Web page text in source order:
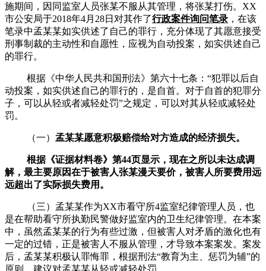
施期间，因同监室人员张某不服从其管理，将张某打伤。XX
市公安局于2018年4月28日对其作了行政案件询问笔录 ，在该
笔录中孟某某如实供述了自己的罪行，充分体现了其愿意接受
刑事制裁的主动性和自愿性，应视为自动投案，如实供述自己
的罪行。
根据《中华人民共和国刑法》第六十七条：“犯罪以后自
动投案，如实供述自己的罪行的，是自首。对于自首的犯罪分
子，可以从轻或者减轻处罚”之规定，可以对其从轻或减轻处
罚。
（一） 孟某某愿意积极赔偿给对方造成的经济损失。
根据《证据材料卷》第44页显示，现在之所以未达成调
解，最主要原因在于被害人张某漫天要价，被害人所要费用远
远超出了实际损失费用。
（三）孟某某作为XX市看守所4监室纪律管理人员，也
是在帮助看守所执勤民警做好监室内的卫生纪律管理。在本案
中，虽然孟某某的行为有些过激，但被害人对矛盾的激化也有
一定的过错，正是被害人不服从管理，才导致本案案发。案发
后，孟某某积极认罪悔罪，根据刑法“教育为主、惩罚为辅”的
原则，建议对孟某某从轻或减轻处罚。